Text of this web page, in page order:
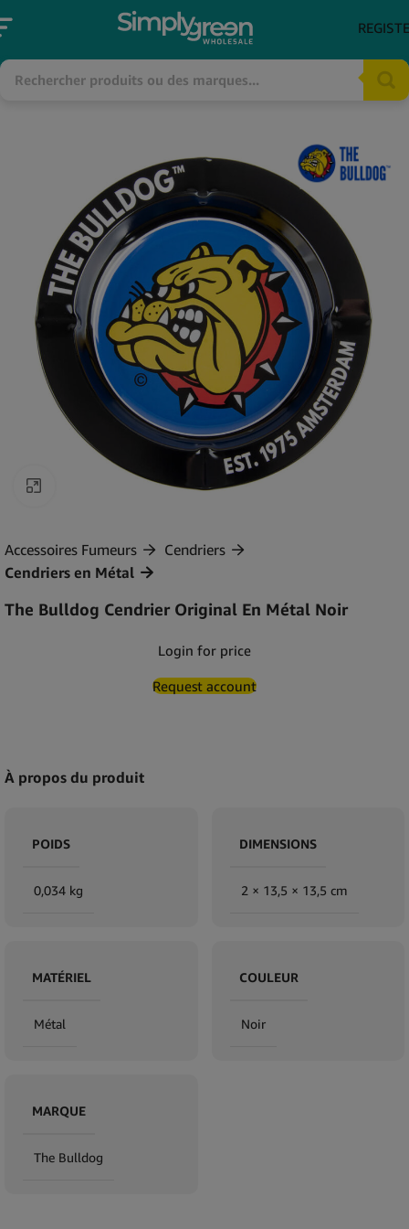
Accessoires Fumeurs
Cendriers
Cendriers en Métal
The Bulldog Cendrier Original En Métal Noir
Login for price
Request account
À propos du produit
POIDS
0,034 kg
DIMENSIONS
2 × 13,5 × 13,5 cm
MATÉRIEL
Métal
COULEUR
Noir
MARQUE
The Bulldog